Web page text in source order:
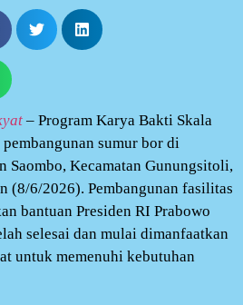
– Program Karya Bakti Skala
sumur bor di
Saombo, Kecamatan Gunungsitoli,
(8/6/2026). Pembangunan fasilitas
bantuan Presiden RI Prabowo
selesai dan mulai dimanfaatkan
untuk memenuhi kebutuhan